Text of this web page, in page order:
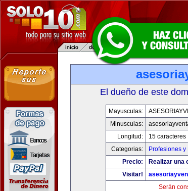
El dueño de este
Mayusculas:
Minusculas:
Longitud:
15 caracteres
Categorias:
Profesiones y
Precio:
Realizar una
Visitar!
Serán